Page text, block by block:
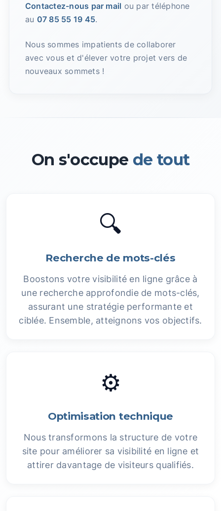
Contactez-nous par mail ou par téléphone
au 07 85 55 19 45.
Nous sommes impatients de collaborer
avec vous et d'élever votre projet vers de
nouveaux sommets !
On s'occupe de tout
🔍
Recherche de mots-clés
Boostons votre visibilité en ligne grâce à
une recherche approfondie de mots-clés,
assurant une stratégie performante et
ciblée. Ensemble, atteignons vos objectifs.
⚙️
Optimisation technique
Nous transformons la structure de votre
site pour améliorer sa visibilité en ligne et
attirer davantage de visiteurs qualifiés.